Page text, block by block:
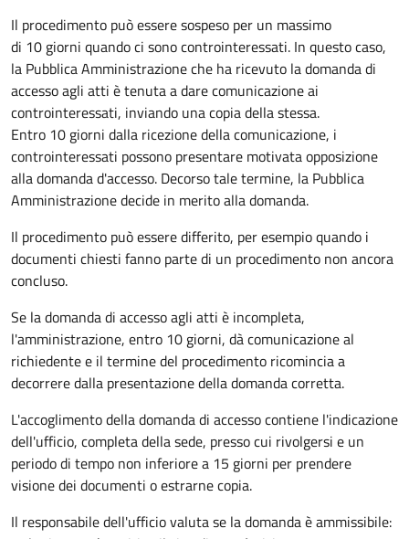
Il procedimento può essere sospeso per un massimo
di 10 giorni quando ci sono controinteressati. In questo caso,
la Pubblica Amministrazione che ha ricevuto la domanda di
accesso agli atti è tenuta a dare comunicazione ai
controinteressati, inviando una copia della stessa.
Entro 10 giorni dalla ricezione della comunicazione, i
controinteressati possono presentare motivata opposizione
alla domanda d'accesso. Decorso tale termine, la Pubblica
Amministrazione decide in merito alla domanda.
Il procedimento può essere differito, per esempio quando i
documenti chiesti fanno parte di un procedimento non ancora
concluso.
Se la domanda di accesso agli atti è incompleta,
l'amministrazione, entro 10 giorni, dà comunicazione al
richiedente e il termine del procedimento ricomincia a
decorrere dalla presentazione della domanda corretta.
L'accoglimento della domanda di accesso contiene l'indicazione
dell'ufficio, completa della sede, presso cui rivolgersi e un
periodo di tempo non inferiore a 15 giorni per prendere
visione dei documenti o estrarne copia.
Il responsabile dell'ufficio valuta se la domanda è ammissibile: